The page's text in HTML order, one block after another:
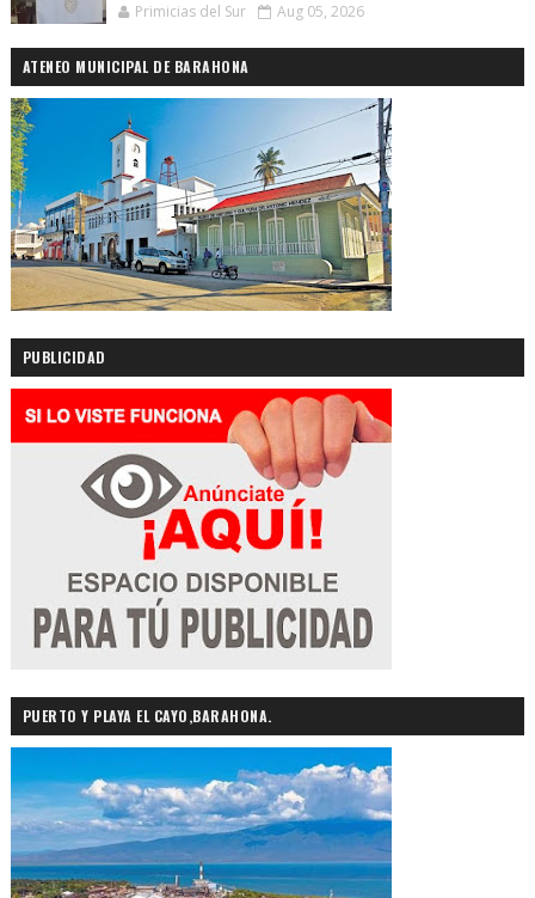
Primicias del Sur Aug 05, 2026
ATENEO MUNICIPAL DE BARAHONA
PUBLICIDAD
PUERTO Y PLAYA EL CAYO,BARAHONA.